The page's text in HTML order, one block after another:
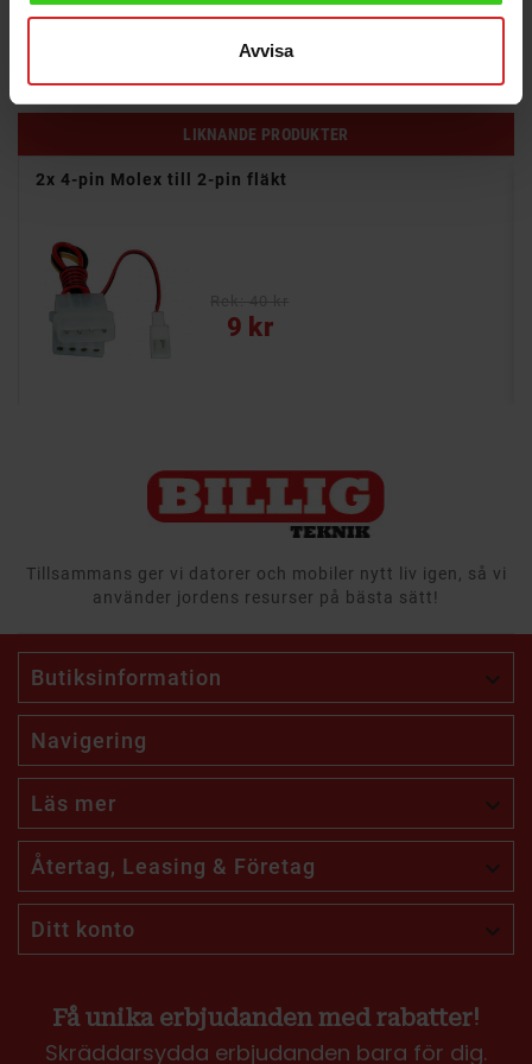
Avvisa
7010 9010 SFF
LIKNANDE PRODUKTER
2x 4-pin Molex till 2-pin fläkt
9 kr
Pris
Tillsammans ger vi datorer och mobiler nytt liv igen, så vi
använder jordens resurser på bästa sätt!
Butiksinformation 
Navigering
Läs mer 
Återtag, Leasing & Företag 
Ditt konto 
Få unika erbjudanden med rabatter!
Skräddarsydda erbjudanden bara för dig.